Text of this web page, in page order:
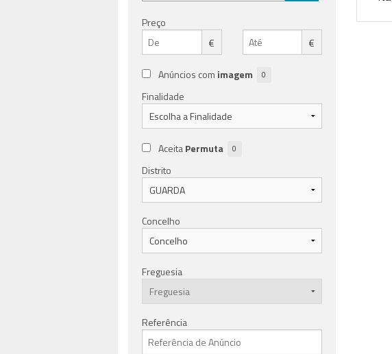
Preço
€
€
Anúncios com imagem 0
Finalidade
AceitaPermuta 0
Distrito
Concelho
Freguesia
Referência